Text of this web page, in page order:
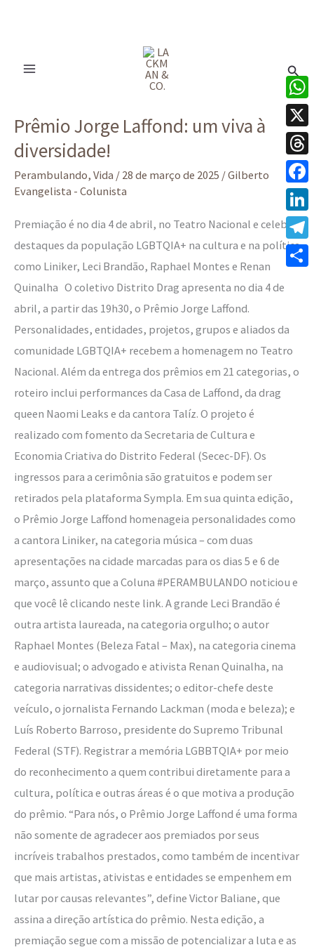
Prêmio Jorge Laffond: um viva à
diversidade!
Perambulando, Vida / 28 de março de 2025 /Gilberto
Evangelista - Colunista
Premiação é no dia 4 de abril, no Teatro Nacional e celebra
destaques da população LGBTQIA+ na cultura e na política
como Liniker, Leci Brandão, Raphael Montes e Renan
Quinalha O coletivo Distrito Drag apresenta no dia 4 de
abril, a partir das 19h30, o Prêmio Jorge Laffond.
Personalidades, entidades, projetos, grupos e aliados da
comunidade LGBTQIA+ recebem a homenagem no Teatro
Nacional. Além da entrega dos prêmios em 21 categorias, o
roteiro inclui performances da Casa de Laffond, da drag
queen Naomi Leaks e da cantora Talíz. O projeto é
realizado com fomento da Secretaria de Cultura e
Economia Criativa do Distrito Federal (Secec-DF). Os
ingressos para a cerimônia são gratuitos e podem ser
retirados pela plataforma Sympla. Em sua quinta edição,
o Prêmio Jorge Laffond homenageia personalidades como
a cantora Liniker, na categoria música – com duas
apresentações na cidade marcadas para os dias 5 e 6 de
março, assunto que a Coluna #PERAMBULANDO noticiou e
que você lê clicando neste link. A grande Leci Brandão é
outra artista laureada, na categoria orgulho; o autor
Raphael Montes (Beleza Fatal – Max), na categoria cinema
e audiovisual; o advogado e ativista Renan Quinalha, na
categoria narrativas dissidentes; o editor-chefe deste
veículo, o jornalista Fernando Lackman (moda e beleza); e
Luís Roberto Barroso, presidente do Supremo Tribunal
Federal (STF). Registrar a memória LGBBTQIA+ por meio
do reconhecimento a quem contribui diretamente para a
cultura, política e outras áreas é o que motiva a produção
do prêmio. “Para nós, o Prêmio Jorge Laffond é uma forma
não somente de agradecer aos premiados por seus
incríveis trabalhos prestados, como também de incentivar
que mais artistas, ativistas e entidades se empenhem em
lutar por causas relevantes”, define Victor Baliane, que
assina a direção artística do prêmio. Nesta edição, a
premiação segue com a missão de potencializar a luta e as
Jorge
Laffond:
um
viva
diversidade!
X